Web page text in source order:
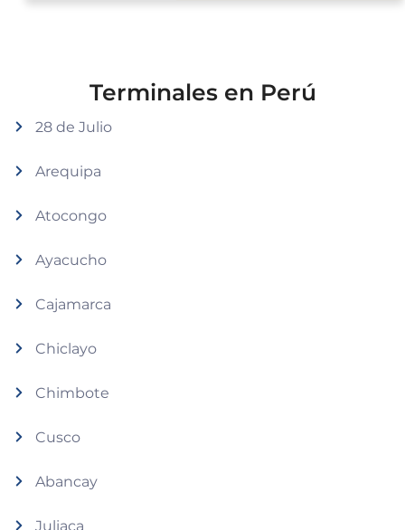
Terminales en Perú
28 de Julio
Arequipa
Atocongo
Ayacucho
Cajamarca
Chiclayo
Chimbote
Cusco
Abancay
Juliaca